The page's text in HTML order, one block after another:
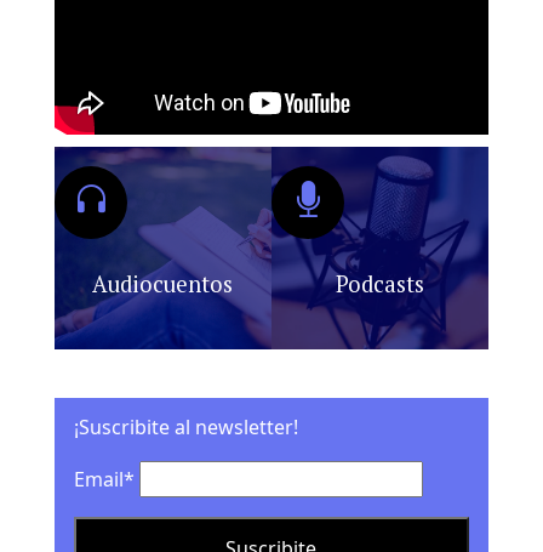
Audiocuentos Podcasts
¡Suscribite al newsletter!
Email*